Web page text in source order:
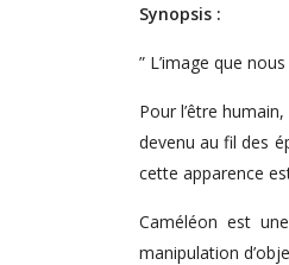
Synopsis :
” L’image que
Pour l’être
devenu au fil des
cette apparence
Caméléon est
manipulation